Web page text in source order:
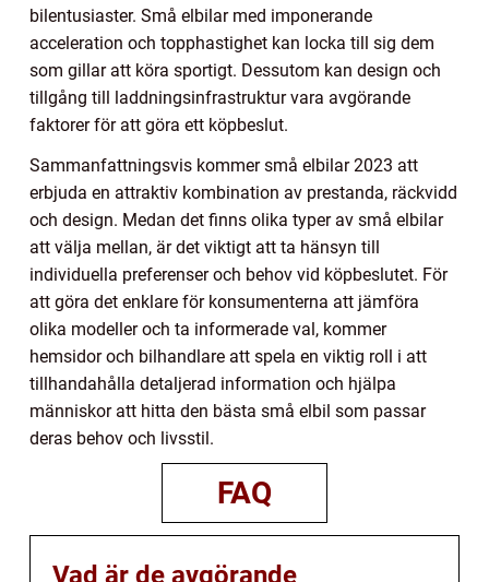
bilentusiaster. Små elbilar med imponerande
acceleration och topphastighet kan locka till sig dem
som gillar att köra sportigt. Dessutom kan design och
tillgång till laddningsinfrastruktur vara avgörande
faktorer för att göra ett köpbeslut.
Sammanfattningsvis kommer små elbilar 2023 att
erbjuda en attraktiv kombination av prestanda, räckvidd
och design. Medan det finns olika typer av små elbilar
att välja mellan, är det viktigt att ta hänsyn till
individuella preferenser och behov vid köpbeslutet. För
att göra det enklare för konsumenterna att jämföra
olika modeller och ta informerade val, kommer
hemsidor och bilhandlare att spela en viktig roll i att
tillhandahålla detaljerad information och hjälpa
människor att hitta den bästa små elbil som passar
deras behov och livsstil.
FAQ
Vad är de avgörande